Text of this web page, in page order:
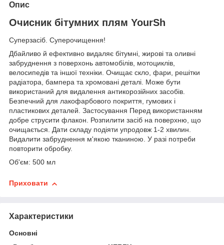
Опис
Очисник бітумних плям YourSh
Суперзасіб. Суперочищення!
Дбайливо й ефективно видаляє бітумні, жирові та оливні
забруднення з поверхонь автомобілів, мотоциклів,
велосипедів та іншої техніки. Очищає скло, фари, решітки
радіатора, бампера та хромовані деталі. Може бути
використаний для видалення антикорозійних засобів.
Безпечний для лакофарбового покриття, гумових і
пластикових деталей. Застосування Перед використанням
добре струсити флакон. Розпилити засіб на поверхню, що
очищається. Дати складу подіяти упродовж 1-2 хвилин.
Видалити забруднення м'якою тканиною. У разі потреби
повторити обробку.
Об'єм: 500 мл
Приховати
Характеристики
Основні